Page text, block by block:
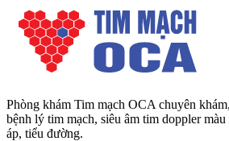
Phòng khám Tim mạch OCA chuyên
bệnh lý tim mạch, siêu âm tim doppler
áp, tiểu đường.